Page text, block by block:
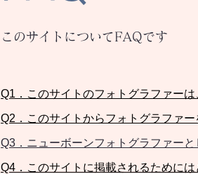
このサイトについてFAQです
Q1． このサイトのフォトグラファー
Q2． このサイトからフォトグラファ
Q3． ニューボーンフォトグラファー
Q4．このサイトに掲載されるために